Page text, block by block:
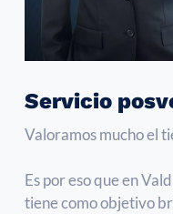
Servicio
Valoramos mucho el
Es por eso que en
tiene como objetivo